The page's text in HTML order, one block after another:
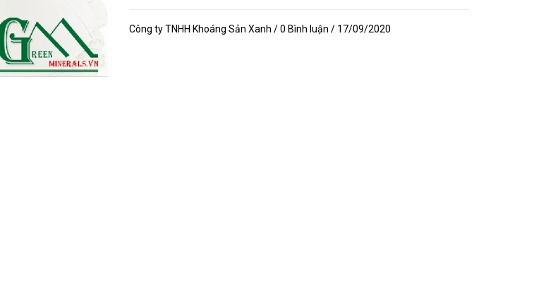
Công ty TNHH Khoáng Sản Xanh / 0 Bình luận / 17/09/2020